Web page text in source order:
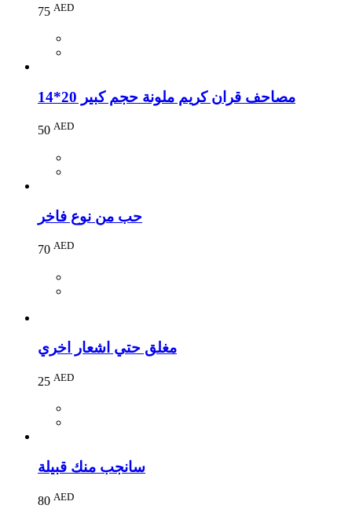
75 AED
مصاحف قران كريم ملونة حجم كبير 20*14
50 AED
حب من نوع فاخر
70 AED
مغلق حتي اشعار اخري
25 AED
سانجب منك قبيلة
80 AED